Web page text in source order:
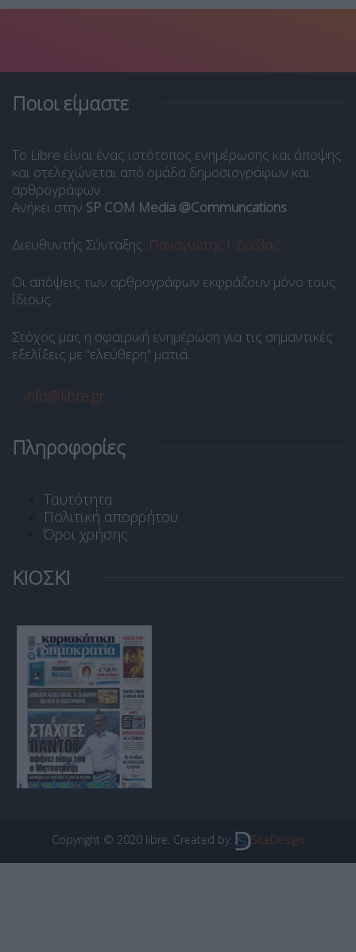
Ποιοι είμαστε
Το Libre είναι ένας ιστότοπος ενημέρωσης και άποψης
και στελεχώνεται από ομάδα δημοσιογράφων και
αρθρογράφων.
Ανήκει στην SP COM Media @Communcations.
Διευθυντής Σύνταξης: Παναγιώτης Ι. Δρίβας.
Οι απόψεις των αρθρογράφων εκφράζουν μόνο τους
ίδιους.
Στόχος μας η σφαιρική ενημέρωση για τις σημαντικές
εξελίξεις με “ελεύθερη” ματιά.
info@libre.gr
Πληροφορίες
Ταυτότητα
Πολιτική απορρήτου
Όροι χρήσης
ΚΙΟΣΚΙ
Copyright © 2020 libre. Created by: SiteDesign